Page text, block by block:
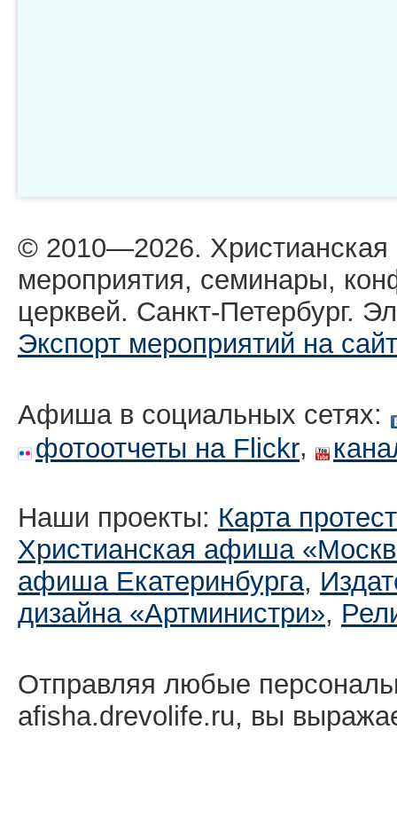
© 2010—2026.
мероприятия, семинары,
церквей. Санкт-Петербург.
Экспорт мероприятий на сайт
Афиша в социальных сетях:
фотоотчеты на Flickr,
Наши проекты: Карта
Христианская афиша
афиша Екатеринбургa,
дизайна «Артминистри»,
Отправляя любые
afisha.drevolife.ru, вы